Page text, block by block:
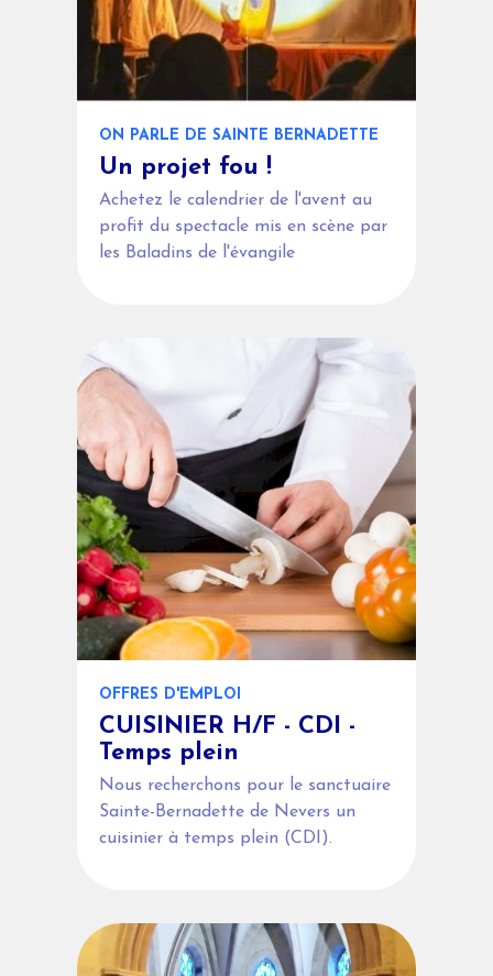
ON PARLE DE SAINTE BERNADETTE
Un projet fou !
Achetez le calendrier de l'avent au
profit du spectacle mis en scène par
les Baladins de l'évangile
OFFRES D'EMPLOI
CUISINIER H/F - CDI -
Temps plein
Nous recherchons pour le sanctuaire
Sainte-Bernadette de Nevers un
cuisinier à temps plein (CDI).